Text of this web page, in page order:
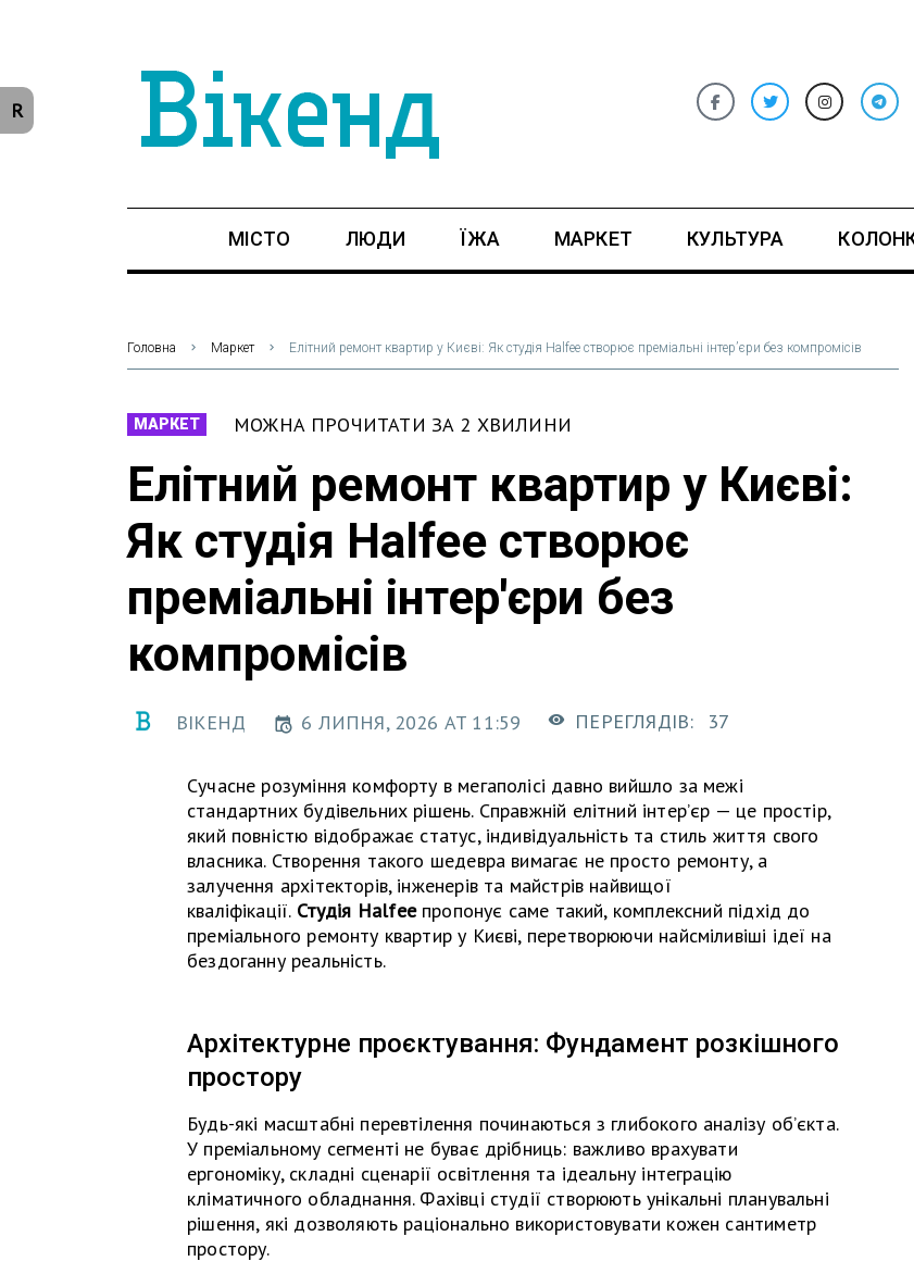
МІСТО ЛЮДИ ЇЖА МАРКЕТ КУЛЬТУРА
Головна Маркет Елітний ремонт квартир у Києві: Як студія Halfee створює преміальні інтер’єри без компромісів
МАРКЕТ МОЖНА ПРОЧИТАТИ ЗА 2 ХВИЛИНИ
Елітний ремонт квартир у Києві:
Як студія Halfee створює
преміальні інтер'єри без
компромісів
ВІКЕНД 6 ЛИПНЯ, 2026 AT 11:59 ПЕРЕГЛЯДІВ: 37
Сучасне розуміння комфорту в мегаполісі давно вийшло за межі
стандартних будівельних рішень. Справжній елітний інтер’єр — це простір,
який повністю відображає статус, індивідуальність та стиль життя свого
власника. Створення такого шедевра вимагає не просто ремонту, а
залучення архітекторів, інженерів та майстрів найвищої
кваліфікації. Студія Halfeeпропонує саме такий, комплексний підхід до
преміального ремонту квартир у Києві, перетворюючи найсміливіші ідеї на
бездоганну реальність.
Архітектурне проєктування: Фундамент розкішного
простору
Будь-які масштабні перевтілення починаються з глибокого аналізу об’єкта.
У преміальному сегменті не буває дрібниць: важливо врахувати
ергономіку, складні сценарії освітлення та ідеальну інтеграцію
кліматичного обладнання. Фахівці студії створюють унікальні планувальні
рішення, які дозволяють раціонально використовувати кожен сантиметр
простору.
R